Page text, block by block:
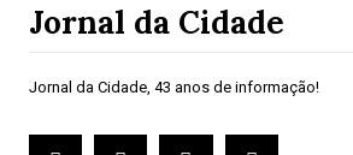
Jornal da Cidade
Jornal da Cidade, 43 anos de informação!